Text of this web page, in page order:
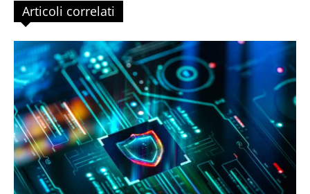
Articoli correlati